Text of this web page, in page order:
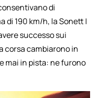
di
di 190 km/h, la Sonett I
successo sui
corsa cambiarono in
mai in pista: ne furono